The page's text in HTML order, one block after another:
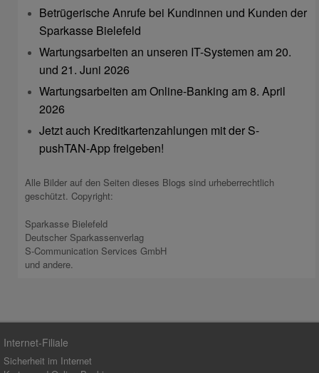
Betrügerische Anrufe bei Kundinnen und Kunden der
Sparkasse Bielefeld
Wartungsarbeiten an unseren IT-Systemen am 20.
und 21. Juni 2026
Wartungsarbeiten am Online-Banking am 8. April
2026
Jetzt auch Kreditkartenzahlungen mit der S-
pushTAN-App freigeben!
Alle Bilder auf den Seiten dieses Blogs sind urheberrechtlich
geschützt. Copyright:
Sparkasse Bielefeld
Deutscher Sparkassenverlag
S-Communication Services GmbH
und andere.
Internet-Filiale
Sicherheit im Internet